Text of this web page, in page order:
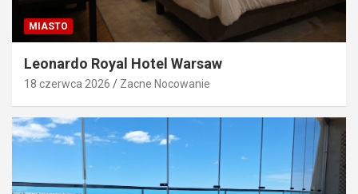
MIASTO
Leonardo Royal Hotel Warsaw
18 czerwca 2026 Zacne Nocowanie